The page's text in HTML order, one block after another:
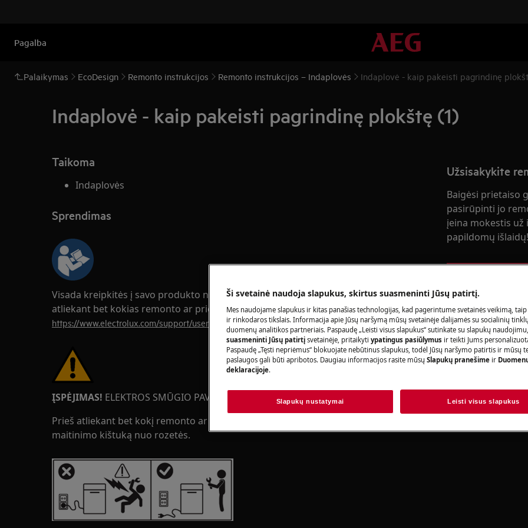
Pagalba
Palaikymas EcoDesign Remonto instrukcijos Remonto instrukcijos – Indaplovės Indaplovė - kaip pakeisti pagrindinę
Indaplovė - kaip pakeisti pagrindinę plokštę (1)
Taikoma
Indaplovės
Sprendimas
Visada kreipkitės į savo produkto naudojimo vadovo saugos informaciją prieš
atliekant bet kokias remonto ar priežiūros operacijas.
https://www.electrolux.com/support/user-manuals/
ĮSPĖJIMAS! ELEKTROS SMŪGIO PAVOJUS
Prieš atliekant bet kokį remonto ar priežiūros darbą, išjunkite prietaisą ir atjunkite
maitinimo kištuką nuo rozetės.
Užsisakykite
Baigėsi prietaiso
pasirūpinti jo
įeina mokestis už
papildomų išlaidų!
Užsisakykite
Raskite savo
Spręskite
dokumentacijos
Rasti instrukciją
Ši svetainė naudoja slapukus, skirtus suasmeninti Jūsų patirtį.
Mes naudojame slapukus ir kitas panašias technologijas, kad pagerintume svetainės veikimą,
ir rinkodaros tikslais. Informacija apie Jūsų naršymą mūsų svetainėje dalijamės su socialinių
duomenų analitikos partneriais. Paspaudę „Leisti visus slapukus“ sutinkate su slapukų
suasmeninti Jūsų patirtį svetainėje, pritaikyti ypatingus pasiūlymus ir teikti Jums
Paspaudę „Tęsti nepriėmus“ blokuojate nebūtinus slapukus, todėl Jūsų naršymo patirtis ir mūsų
paslaugos gali būti apribotos. Daugiau informacijos rasite mūsų Slapukų pranešime ir
deklaracijoje.
Slapukų nustatymai Leisti visus slapukus